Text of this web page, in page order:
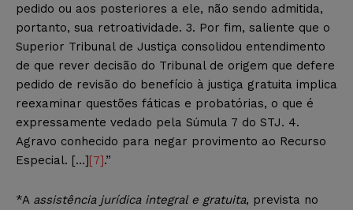
pedido ou aos posteriores a ele, não sendo admitida,
portanto, sua retroatividade. 3. Por fim, saliente que o
Superior Tribunal de Justiça consolidou entendimento
de que rever decisão do Tribunal de origem que defere
pedido de revisão do benefício à justiça gratuita implica
reexaminar questões fáticas e probatórias, o que é
expressamente vedado pela Súmula 7 do STJ. 4.
Agravo conhecido para negar provimento ao Recurso
Especial. […][7].”
*A assistência jurídica integral e gratuita, prevista no